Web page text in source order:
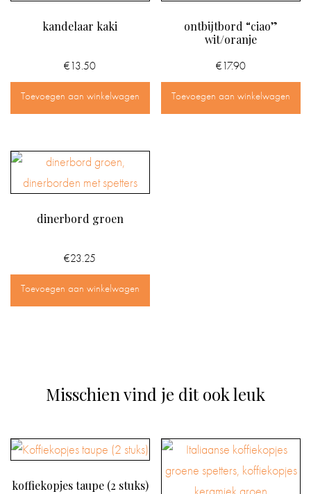
kandelaar kaki
€13.50
Toevoegen aan winkelwagen
ontbijtbord “ciao”
wit/oranje
€17.90
Toevoegen aan winkelwagen
dinerbord groen
€23.25
Toevoegen aan winkelwagen
Misschien vind je dit ook leuk
koffiekopjes taupe (2 stuks)